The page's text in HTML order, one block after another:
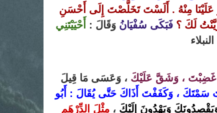
عَلَيْنَا مِنْهُ . أَلَسْتَ تَخَلَّصْتَ إِلَى أَحْسَنِ
لَكَ ؟ فَبَكَى سُفْيَانُ وَقَالَ :
أَحْيَيْتَنِي
غَضِبْتَ ، وَشَقَّ عَلَيْكَ ، وَعَسَى مَا قِيلَ
سَمْتَكَ ، وَكَفَفْتَ أَذَاكَ حَتَّى يُقَالَ : أَبُو
وَيَهْدُونَ إِلَيْكَ ،مِثْلَ الدِّرْهَمِ